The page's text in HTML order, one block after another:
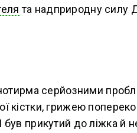
та надприродну силу
серйозними
кістки, грижею
прикутий до ліжка й